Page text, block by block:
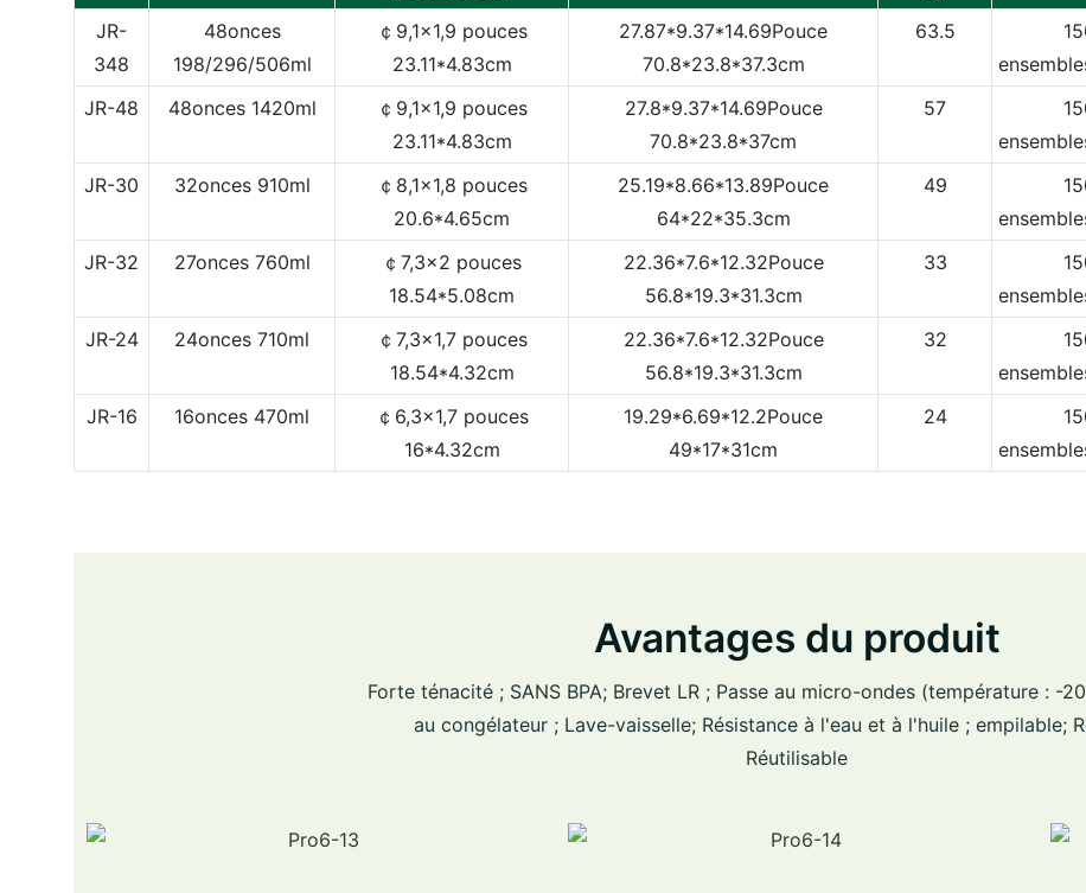
JR-
348
48onces
198/296/506ml
￠9,1x1,9 pouces
23.11*4.83cm
27.87*9.37*14.69Pouce
70.8*23.8*37.3cm
63.5
JR-48
48onces 1420ml
￠9,1x1,9 pouces
23.11*4.83cm
27.8*9.37*14.69Pouce
70.8*23.8*37cm
57
JR-30
32onces 910ml
￠8,1x1,8 pouces
20.6*4.65cm
25.19*8.66*13.89Pouce
64*22*35.3cm
49
JR-32
27onces 760ml
￠7,3x2 pouces
18.54*5.08cm
22.36*7.6*12.32Pouce
56.8*19.3*31.3cm
33
JR-24
24onces 710ml
￠7,3x1,7 pouces
18.54*4.32cm
22.36*7.6*12.32Pouce
56.8*19.3*31.3cm
32
JR-16
16onces 470ml
￠6,3x1,7 pouces
16*4.32cm
19.29*6.69*12.2Pouce
49*17*31cm
24
Avantages du produit
Forte ténacité ; SANS BPA; Brevet LR ; Passe au micro-ondes (température : -
au congélateur ; Lave-vaisselle; Résistance à l'eau et à l'huile ; empilable;
Réutilisable